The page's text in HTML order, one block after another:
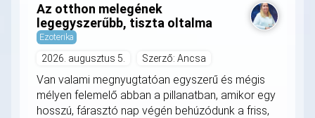
Az otthon melegének
legegyszerűbb, tiszta oltalma
Ezoterika
2026. augusztus 5. Szerző: Ancsa
Van valami megnyugtatóan egyszerű és mégis
mélyen felemelő abban a pillanatban, amikor egy
hosszú, fárasztó nap végén behúzódunk a friss,